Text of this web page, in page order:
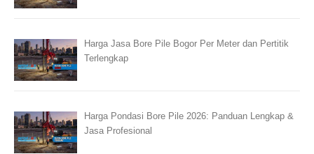
Harga Jasa Bore Pile Bogor Per Meter dan Pertitik
Terlengkap
Harga Pondasi Bore Pile 2026: Panduan Lengkap &
Jasa Profesional